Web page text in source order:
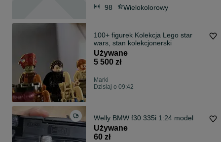
98 Wielokolorowy
100+ figurek Kolekcja Lego star
wars, stan kolekcjonerski
Używane
5 500 zł
Marki
Dzisiaj o 09:42
Welly BMW f30 335i 1:24 model
Używane
60 zł